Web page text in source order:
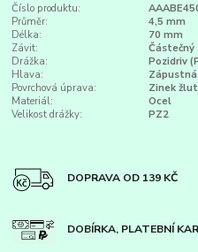
Číslo produktu:
Průměr:
4,5 mm
Délka:
70 mm
Závit:
Částečný
Drážka:
Pozidriv
Hlava:
Zápustná
Povrchová úprava:
Zinek
Materiál:
Ocel
Velikost drážky:
PZ2
DOPRAVA OD 139 KČ
DOBÍRKA, PLATEBNÍ